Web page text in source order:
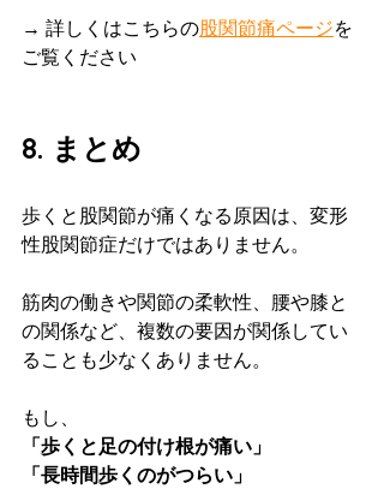
→ 詳しくはこちらの股関節痛ページを
ご覧ください
8. まとめ
歩くと股関節が痛くなる原因は、変形
性股関節症だけではありません。
筋肉の働きや関節の柔軟性、腰や膝と
の関係など、複数の要因が関係してい
ることも少なくありません。
もし、
「歩くと足の付け根が痛い」
「長時間歩くのがつらい」